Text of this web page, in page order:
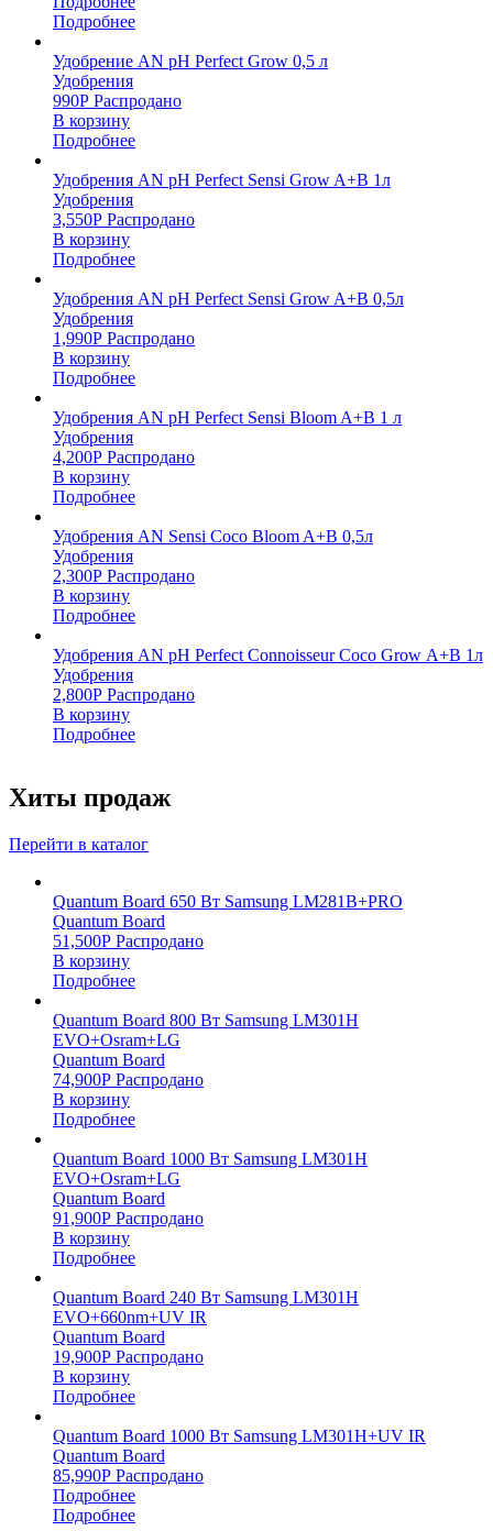
Подробнее
Удобрение AN pH Perfect Grow 0,5 л
Удобрения
990Р Распродано
В корзину
Подробнее
Удобрения AN pH Perfect Sensi Grow A+B 1л
Удобрения
3,550Р Распродано
В корзину
Подробнее
Удобрения AN pH Perfect Sensi Grow A+B 0,5л
Удобрения
1,990Р Распродано
В корзину
Подробнее
Удобрения AN pH Perfect Sensi Bloom A+B 1 л
Удобрения
4,200Р Распродано
В корзину
Подробнее
Удобрения AN Sensi Coco Bloom A+B 0,5л
Удобрения
2,300Р Распродано
В корзину
Подробнее
Удобрения AN pH Perfect Connoisseur Coco Grow А+В 1л
Удобрения
2,800Р Распродано
В корзину
Подробнее
Хиты продаж
Перейти в каталог
Quantum Board 650 Вт Samsung LM281B+PRO
Quantum Board
51,500Р Распродано
В корзину
Подробнее
Quantum Board 800 Вт Samsung LM301H
EVO+Osram+LG
Quantum Board
74,900Р Распродано
В корзину
Подробнее
Quantum Board 1000 Вт Samsung LM301H
EVO+Osram+LG
Quantum Board
91,900Р Распродано
В корзину
Подробнее
Quantum Board 240 Вт Samsung LM301H
EVO+660nm+UV IR
Quantum Board
19,900Р Распродано
В корзину
Подробнее
Quantum Board 1000 Вт Samsung LM301H+UV IR
Quantum Board
85,990Р Распродано
Подробнее
Подробнее